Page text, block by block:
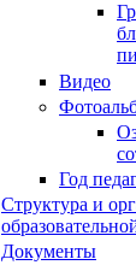
Видео
Год
Структура и
Документы